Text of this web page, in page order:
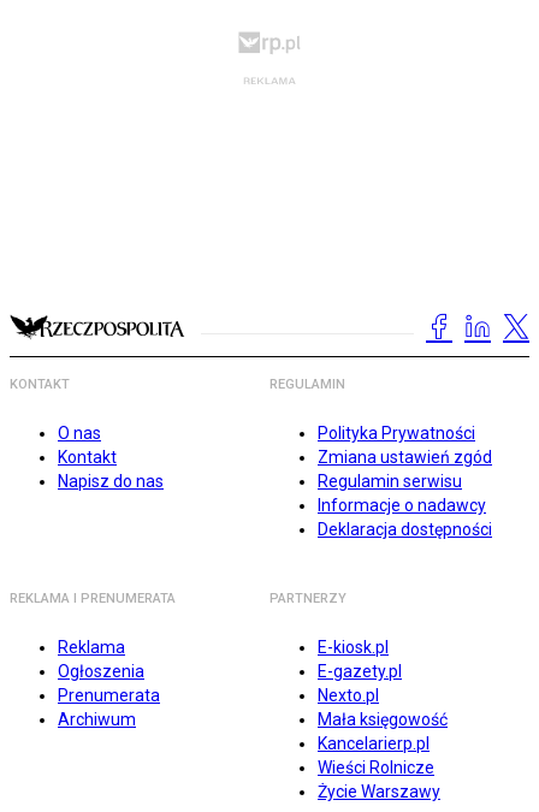
KONTAKT
O nas
Kontakt
Napisz do nas
REGULAMIN
Polityka Prywatności
Zmiana ustawień zgód
Regulamin serwisu
Informacje o nadawcy
Deklaracja dostępności
REKLAMA I PRENUMERATA
Reklama
Ogłoszenia
Prenumerata
Archiwum
PARTNERZY
E-kiosk.pl
E-gazety.pl
Nexto.pl
Mała księgowość
Kancelarierp.pl
Wieści Rolnicze
Życie Warszawy